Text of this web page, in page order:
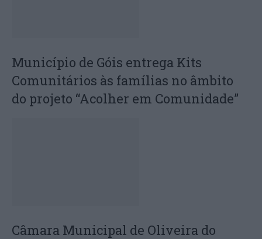
Município de Góis entrega Kits
Comunitários às famílias no âmbito
do projeto “Acolher em Comunidade”
Câmara Municipal de Oliveira do